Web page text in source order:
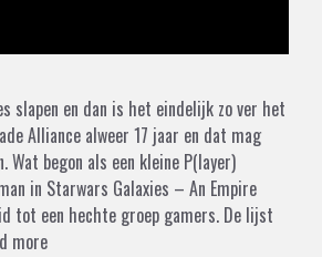
slapen en dan is het eindelijk zo ver het
Alliance alweer 17 jaar en dat mag
Wat begon als een kleine P(layer)
in Starwars Galaxies – An Empire
tot een hechte groep gamers. De lijst
more